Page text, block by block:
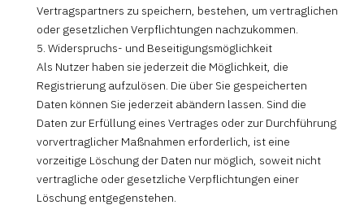
Vertragspartners zu speichern, bestehen, um vertraglichen
oder gesetzlichen Verpflichtungen nachzukommen.
5. Widerspruchs- und Beseitigungsmöglichkeit
Als Nutzer haben sie jederzeit die Möglichkeit, die
Registrierung aufzulösen. Die über Sie gespeicherten
Daten können Sie jederzeit abändern lassen. Sind die
Daten zur Erfüllung eines Vertrages oder zur Durchführung
vorvertraglicher Maßnahmen erforderlich, ist eine
vorzeitige Löschung der Daten nur möglich, soweit nicht
vertragliche oder gesetzliche Verpflichtungen einer
Löschung entgegenstehen.